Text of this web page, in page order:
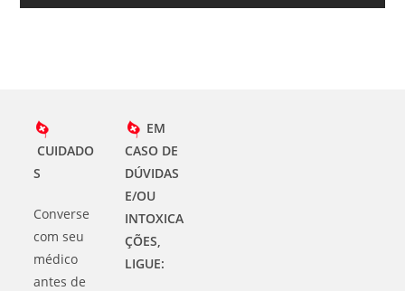
CUIDADO
S
Converse
com seu
médico
antes de
EM
CASO DE
DÚVIDAS
E/OU
INTOXICA
ÇÕES,
LIGUE: